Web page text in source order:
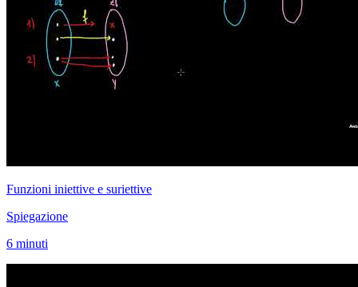
Funzioni iniettive e suriettive
Spiegazione
6 minuti